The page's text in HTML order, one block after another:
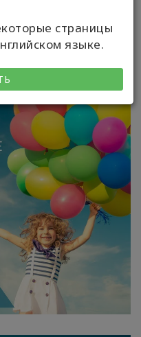
страницы
языке.